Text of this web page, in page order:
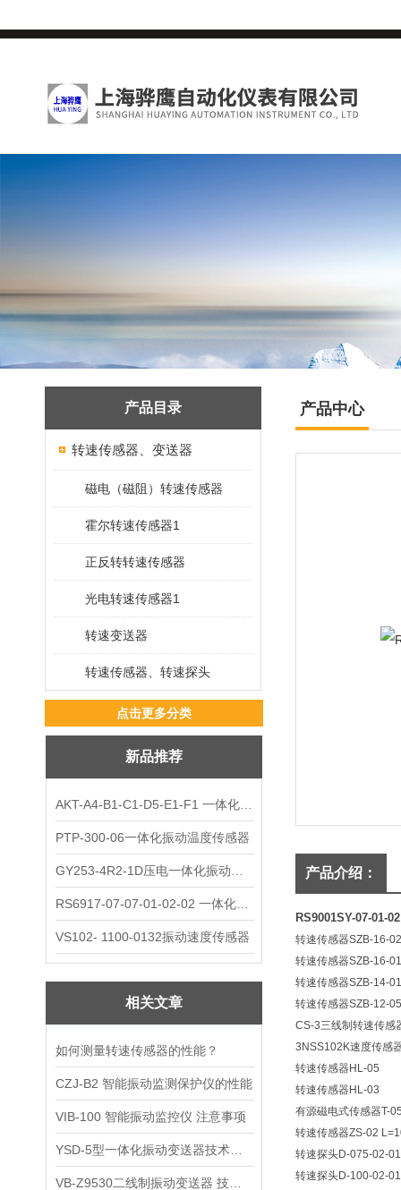
产品目录
转速传感器、变送器
磁电（磁阻）转速传感器
霍尔转速传感器1
正反转转速传感器
光电转速传感器1
转速变送器
转速传感器、转速探头
点击更多分类
新品推荐
PTP-300-06一体化振动温度传感器
VS102- 1100-0132振动速度传感器
相关文章
如何测量转速传感器的性能？
CZJ-B2 智能振动监测保护仪的性能
VIB-100 智能振动监控仪 注意事项
产品中心
产品介绍：
RS9001SY-07-01-
转速传感器SZB-16-02
转速传感器SZB-16-01
转速传感器SZB-14-01
转速传感器SZB-12-05
CS-3三线制转速传感
3NSS102K速度传
转速传感器HL-05
转速传感器HL-03
有源磁电式传感器T-
转速传感器ZS-02
转速探头D-075-02-01
转速探头D-100-02-01